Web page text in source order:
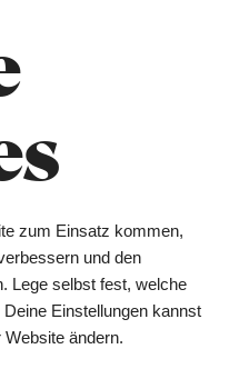
zum Einsatz kommen,
und den
Lege selbst fest, welche
Einstellungen kannst
ändern.
bis 9.
vom 1. Juli bis
Bider &
schönen
in
Menu